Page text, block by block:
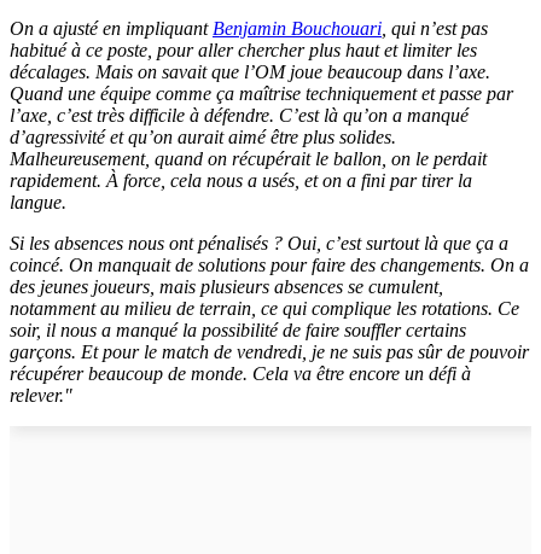
On a ajusté en impliquantBenjamin Bouchouari, qui n’est pas
habitué à ce poste, pour aller chercher plus haut et limiter les
décalages. Mais on savait que l’OM joue beaucoup dans l’axe.
Quand une équipe comme ça maîtrise techniquement et passe par
l’axe, c’est très difficile à défendre. C’est là qu’on a manqué
d’agressivité et qu’on aurait aimé être plus solides.
Malheureusement, quand on récupérait le ballon, on le perdait
rapidement. À force, cela nous a usés, et on a fini par tirer la
langue.
Si les absences nous ont pénalisés ? Oui, c’est surtout là que ça a
coincé. On manquait de solutions pour faire des changements. On a
des jeunes joueurs, mais plusieurs absences se cumulent,
notamment au milieu de terrain, ce qui complique les rotations. Ce
soir, il nous a manqué la possibilité de faire souffler certains
garçons. Et pour le match de vendredi, je ne suis pas sûr de pouvoir
récupérer beaucoup de monde. Cela va être encore un défi à
relever."